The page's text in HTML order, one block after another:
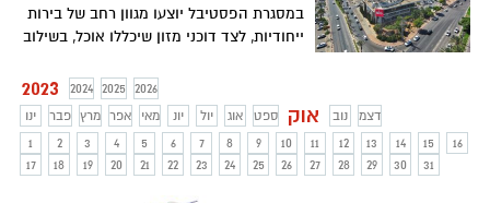
במסגרת הפסטיבל יוצעו מגוון רחב של בירות
ייחודיות, לצד דוכני מזון שיכללו אוכל, בשילוב
2023 2024 2025
2026
ינו
פבר מרץ אפר מאי יונ יול אוג ספט אוק נוב
דצמ
1
2 3 4 5 6 7 8 9 10 11 12 13 14 15
16
17
18 19 20 21 22 23 24 25 26 27 28 29 30 31